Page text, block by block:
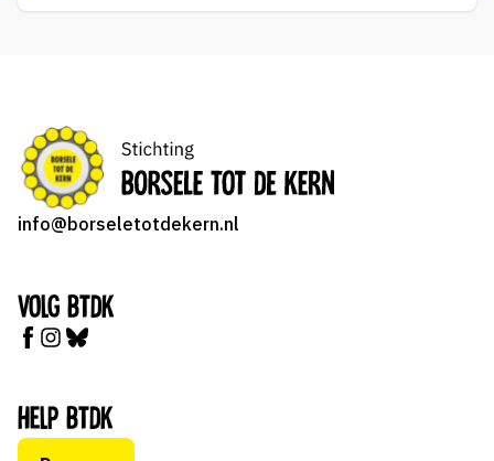
info@borseletotdekern.nl
Volg BTDK
Help BTDK